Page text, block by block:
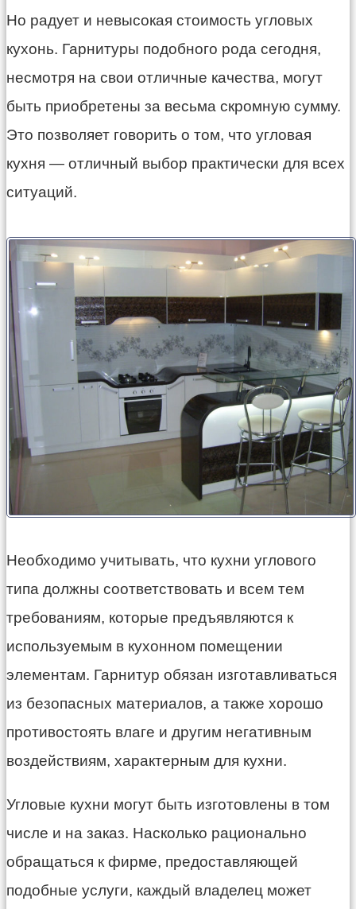
Но радует и невысокая стоимость угловых
кухонь. Гарнитуры подобного рода сегодня,
несмотря на свои отличные качества, могут
быть приобретены за весьма скромную сумму.
Это позволяет говорить о том, что угловая
кухня — отличный выбор практически для всех
ситуаций.
Необходимо учитывать, что кухни углового
типа должны соответствовать и всем тем
требованиям, которые предъявляются к
используемым в кухонном помещении
элементам. Гарнитур обязан изготавливаться
из безопасных материалов, а также хорошо
противостоять влаге и другим негативным
воздействиям, характерным для кухни.
Угловые кухни могут быть изготовлены в том
числе и на заказ. Насколько рационально
обращаться к фирме, предоставляющей
подобные услуги, каждый владелец может